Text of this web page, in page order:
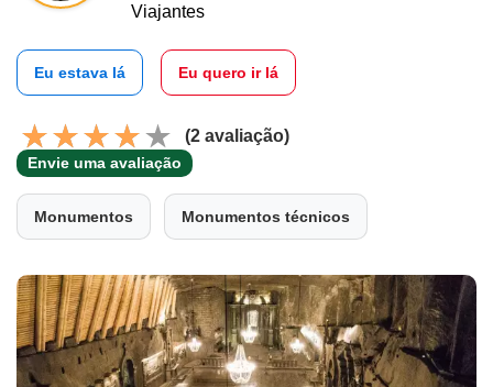
Viajantes
Eu estava lá Eu quero ir lá
(2 avaliação)
Envie uma avaliação
Monumentos Monumentos técnicos